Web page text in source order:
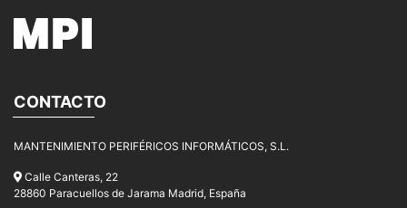
CONTACTO
MANTENIMIENTO PERIFÉRICOS INFORMÁTICOS, S.L.
Calle Canteras, 22
28860 Paracuellos de Jarama Madrid, España